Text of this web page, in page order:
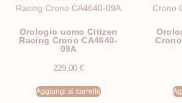
Orologio uomo Citizen
Racing Crono CA4640-
09A
229,00 €
Aggiungi al carrello